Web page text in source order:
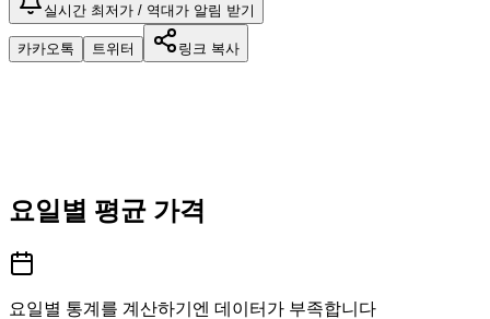
실시간 최저가 / 역대가 알림 받기
카카오톡 트위터 링크 복사
요일별 평균 가격
요일별 통계를 계산하기엔 데이터가 부족합니다